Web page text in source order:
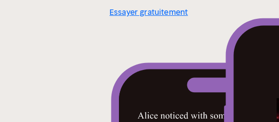
Essayer gratuitement